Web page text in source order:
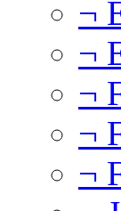
¬
¬
¬
¬
¬